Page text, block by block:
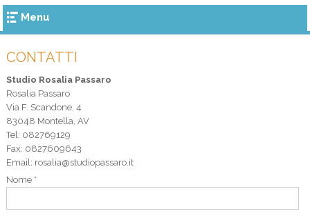
Menu
CONTATTI
Studio Rosalia Passaro
Rosalia Passaro
Via F. Scandone, 4
83048 Montella, AV
Tel: 082769129
Fax: 0827609643
Email: rosalia@studiopassaro.it
Nome *